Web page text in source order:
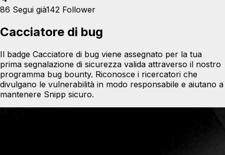
86 Segui già142 Follower
Cacciatore di bug
Il badge Cacciatore di bug viene assegnato per la tua
prima segnalazione di sicurezza valida attraverso il nostro
programma bug bounty. Riconosce i ricercatori che
divulgano le vulnerabilità in modo responsabile e aiutano a
mantenere Snipp sicuro.